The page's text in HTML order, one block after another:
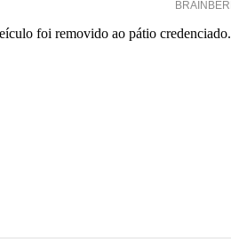
foi removido ao pátio credenciado.